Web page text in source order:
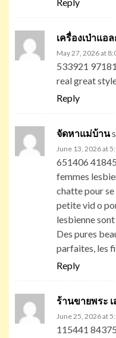
เครื่องเป่าแอ
May 27, 2026 at
533921
real great
Reply
จัดหาแม่บ้าน
June 13, 2026 at
651406
femmes
chatte pour
petite vid o
lesbienne
Des pures
parfaites, les
Reply
ร้านขายพระ
June 25, 2026 at
115441